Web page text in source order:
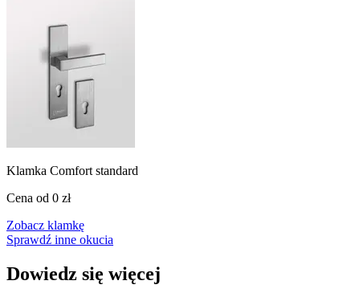
Klamka Comfort standard
Cena od 0 zł
Zobacz klamkę
Sprawdź inne okucia
Dowiedz się więcej